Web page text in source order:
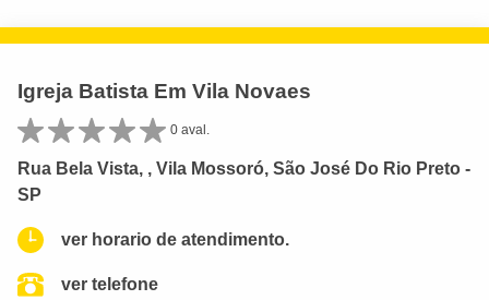
Igreja Batista Em Vila Novaes
0 aval.
Rua Bela Vista, , Vila Mossoró, São José Do Rio Preto -
SP
ver horario de atendimento.
ver telefone